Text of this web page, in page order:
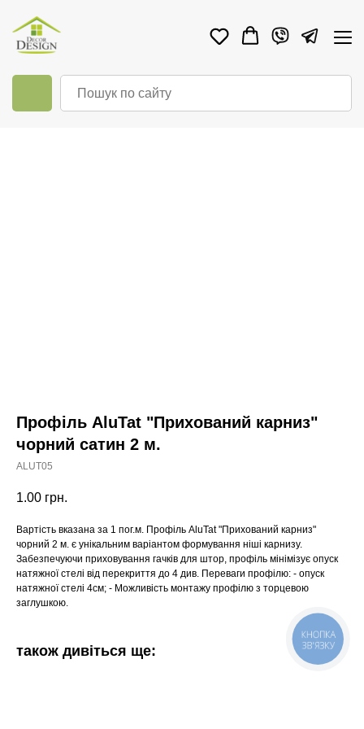
Профіль AluTat "Прихований карниз"
чорний сатин 2 м.
ALUT05
1.00 грн.
Вартість вказана за 1 пог.м. Профіль AluTat "Прихований карниз"
чорний 2 м. є унікальним варіантом формування ніші карнизу.
Забезпечуючи приховування гачків для штор, профіль мінімізує опуск
натяжної стелі від перекриття до 4 див. Переваги профілю: - опуск
натяжної стелі 4см; - Можливість монтажу профілю з торцевою
заглушкою.
також дивіться ще:
КНОПКА
ЗВ'ЯЗКУ